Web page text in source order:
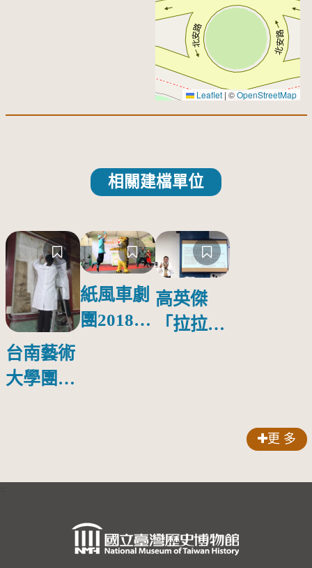
Leaflet | ©OpenStreetMap
相關建檔單位
台南藝術
大學團隊
紙風車劇
團2018公
高英傑
「拉拉庫
更 多